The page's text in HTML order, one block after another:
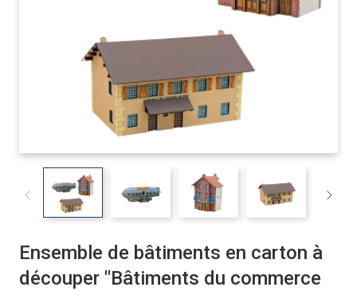
Ensemble de bâtiments en carton à
découper "Bâtiments du commerce